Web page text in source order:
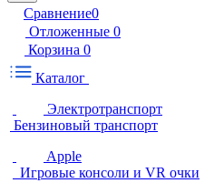
Сравнение0
Отложенные 0
Корзина 0
Каталог
Электротранспорт
Бензиновый транспорт
Apple
Игровые консоли и VR очки